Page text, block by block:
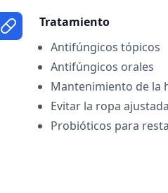
Tratamiento
Antifúngicos tópicos
Antifúngicos orales
Mantenimiento de la
Evitar la ropa
Probióticos para